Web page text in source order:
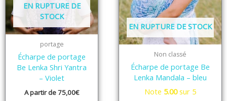
EN RUPTURE DE
STOCK
portage
Écharpe de portage
Be Lenka Shri Yantra
– Violet
A partir de75,00€
EN RUPTURE DE STOCK
Non classé
Écharpe de portage Be
Lenka Mandala – bleu
Note 5.00sur 5